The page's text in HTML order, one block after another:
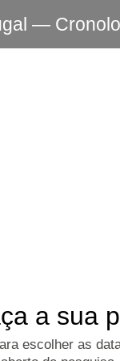
—
a sua
escolher as